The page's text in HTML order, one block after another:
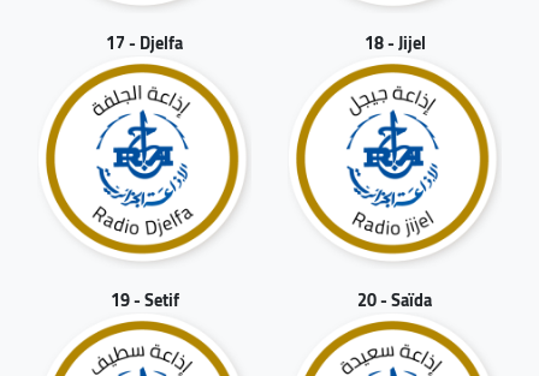
17 - Djelfa 18 - Jijel
19 - Setif 20 - Saïda